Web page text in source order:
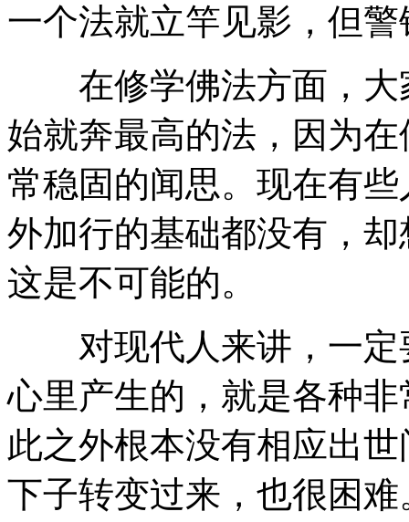
一个法就立竿见影，但
在修学佛法方面，大
始就奔最高的法，因为
常稳固的闻思。现在有
外加行的基础都没有，
这是不可能的。
对现代人来讲，一定
心里产生的，就是各种
此之外根本没有相应出
下子转变过来，也很困